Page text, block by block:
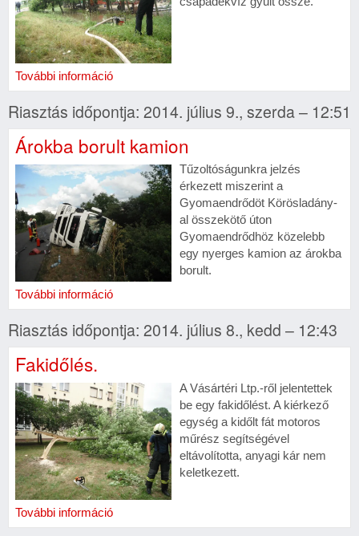
További információ
Riasztás időpontja: 2014. július 9., szerda – 12:51
Árokba borult kamion
Tűzoltóságunkra jelzés
érkezett miszerint a
Gyomaendrődöt Körösladány-
al összekötő úton
Gyomaendrődhöz közelebb
egy nyerges kamion az árokba
borult.
További információ
Riasztás időpontja: 2014. július 8., kedd – 12:43
Fakidőlés.
A Vásártéri Ltp.-ről jelentettek
be egy fakidőlést. A kiérkező
egység a kidőlt fát motoros
műrész segítségével
eltávolította, anyagi kár nem
keletkezett.
További információ